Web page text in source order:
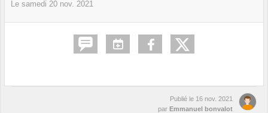
Le samedi 20 nov. 2021
Publié le 16 nov. 2021
par Emmanuel bonvalot